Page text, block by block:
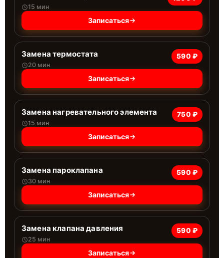
15 мин
Записаться
Замена термостата
20 мин
590 ₽
Записаться
Замена нагревательного элемента
15 мин
750 ₽
Записаться
Замена пароклапана
30 мин
590 ₽
Записаться
Замена клапана давления
25 мин
590 ₽
Записаться